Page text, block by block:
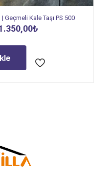
Geçmeli Kale Taşı PS 500
₺